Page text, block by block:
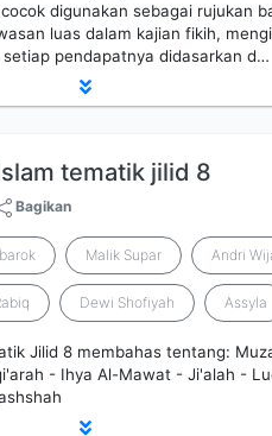
digunakan sebagai rujukan
luas dalam kajian fikih,
pendapatnya didasarkan d…
tematik jilid 8
Bagikan
Malik Supar Andri
Dewi Shofiyah Assyla
Jilid 8 membahas tentang:
- Ihya Al-Mawat - Ji'alah -